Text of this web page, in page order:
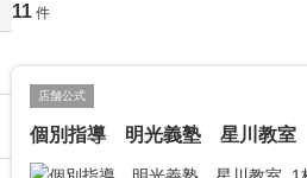
11 件
店舗公式
個別指導 明光義塾 星川教室